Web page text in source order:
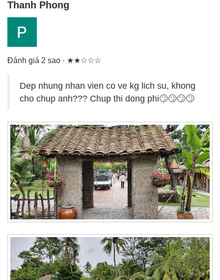
Thanh Phong
Đánh giá 2 sao · ★★☆☆☆
Dep nhung nhan vien co ve kg lich su, khong
cho chup anh??? Chup thi dong phi🙄🙄🙄🙄